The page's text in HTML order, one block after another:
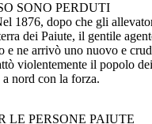
SONO PERDUTI
1876, dopo che gli
dei Paiute, il gentile
e ne arrivò uno nuovo e
violentemente il popolo dei
nord con la forza.
LE PERSONE PAIUTE